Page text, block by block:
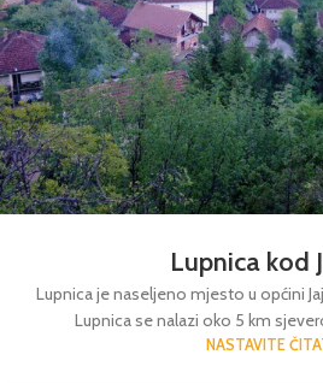
Lupnica kod
Lupnica je naseljeno mjesto u općini
Lupnica se nalazi oko 5 km
NASTAVITE